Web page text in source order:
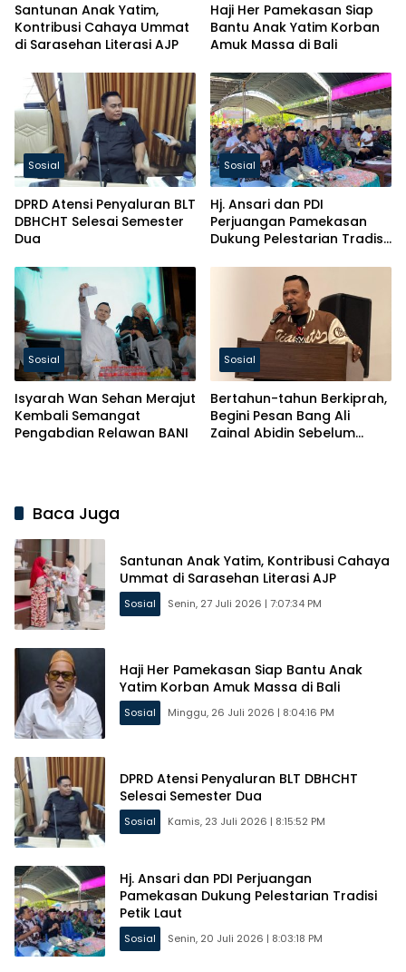
Santunan Anak Yatim,
Kontribusi Cahaya Ummat
di Sarasehan Literasi AJP
Haji Her Pamekasan Siap
Bantu Anak Yatim Korban
Amuk Massa di Bali
Sosial
DPRD Atensi Penyaluran BLT
DBHCHT Selesai Semester
Dua
Sosial
Hj. Ansari dan PDI
Perjuangan Pamekasan
Dukung Pelestarian Tradisi
Sosial
Isyarah Wan Sehan Merajut
Kembali Semangat
Pengabdian Relawan BANI
Sosial
Bertahun-tahun Berkiprah,
Begini Pesan Bang Ali
Zainal Abidin Sebelum
Baca Juga
Santunan Anak Yatim, Kontribusi Cahaya
Ummat di Sarasehan Literasi AJP
Sosial Senin, 27 Juli 2026 | 7:07:34 PM
Haji Her Pamekasan Siap Bantu Anak
Yatim Korban Amuk Massa di Bali
Sosial Minggu, 26 Juli 2026 | 8:04:16 PM
DPRD Atensi Penyaluran BLT DBHCHT
Selesai Semester Dua
Sosial Kamis, 23 Juli 2026 | 8:15:52 PM
Hj. Ansari dan PDI Perjuangan
Pamekasan Dukung Pelestarian Tradisi
Petik Laut
Sosial Senin, 20 Juli 2026 | 8:03:18 PM